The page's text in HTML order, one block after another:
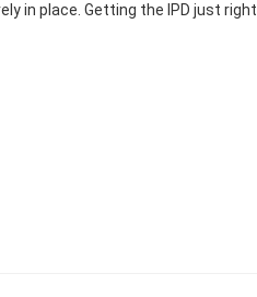
in place. Getting the IPD just right